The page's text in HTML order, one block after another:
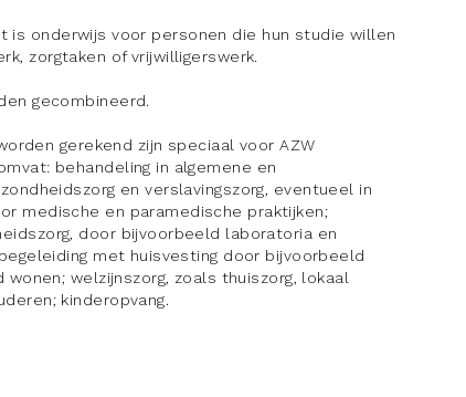
is onderwijs voor personen die hun studie willen
zorgtaken of vrijwilligerswerk.
gecombineerd.
gerekend zijn speciaal voor AZW
behandeling in algemene en
en verslavingszorg, eventueel in
medische en paramedische praktijken;
door bijvoorbeeld laboratoria en
met huisvesting door bijvoorbeeld
welzijnszorg, zoals thuiszorg, lokaal
kinderopvang.